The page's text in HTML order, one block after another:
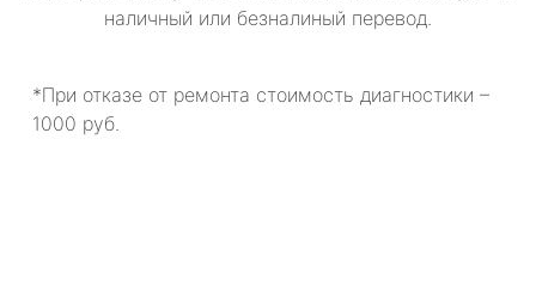
наличный или безналиный перевод.
*При отказе от ремонта стоимость диагностики –
1000 руб.